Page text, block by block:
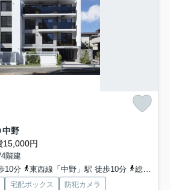
野
15,000円
階建
10分
東西線「中野」駅 徒歩10分 総武線「中野」駅 徒歩10分
宅配ボックス 防犯カメラ